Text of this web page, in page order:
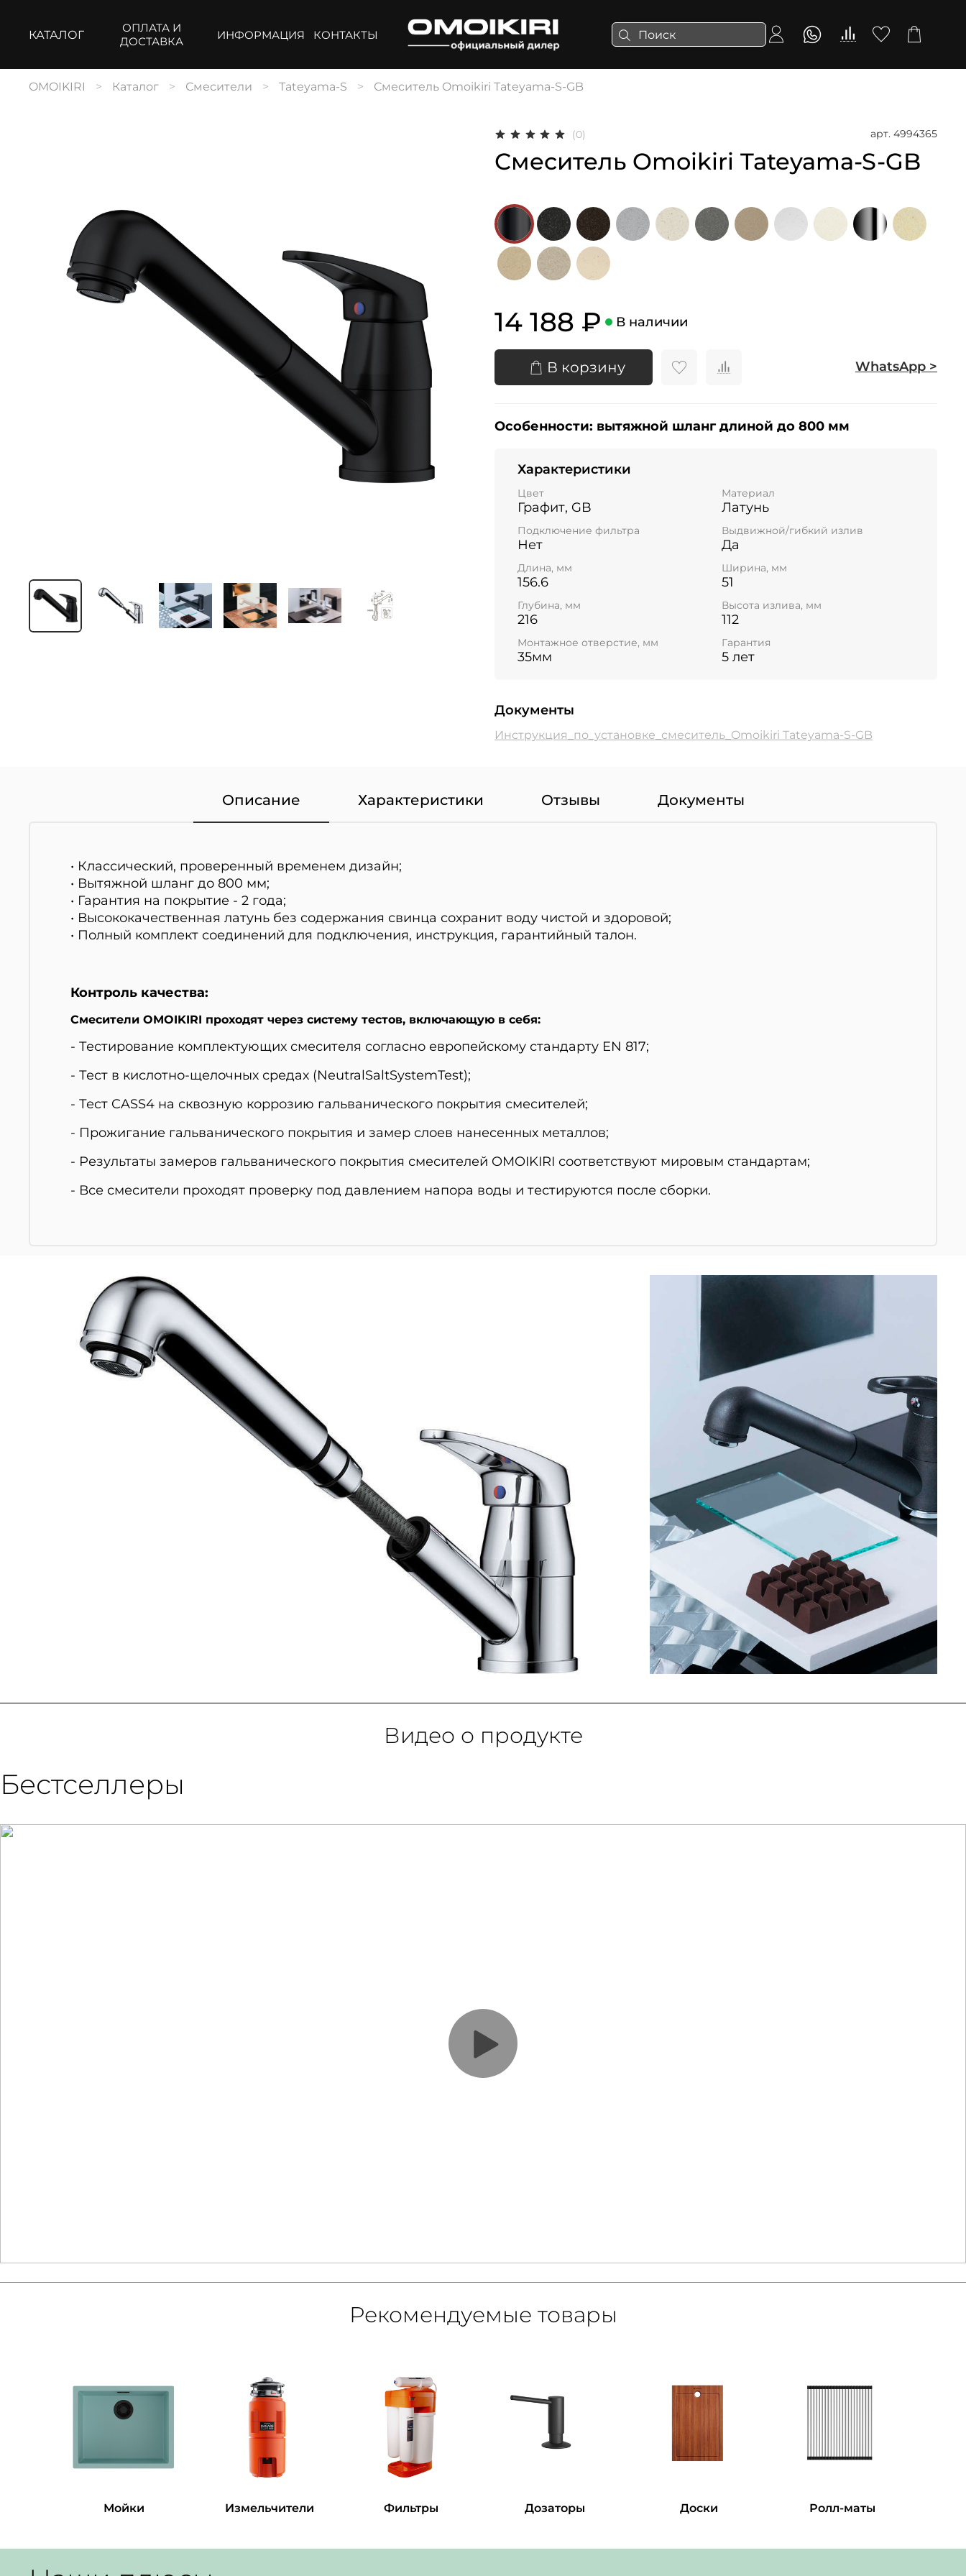
КАТАЛОГ
ОПЛАТА И
ДОСТАВКА
ИНФОРМАЦИЯ КОНТАКТЫ
OMOIKIRI Каталог Смесители Tateyama-S Смеситель Omoikiri Tateyama-S-GB
(0) арт. 4994365
Смеситель Omoikiri Tateyama-S-GB
14 188 ₽ В наличии
В корзину WhatsApp >
Особенности: вытяжной шланг длиной до 800 мм
Характеристики
Цвет
Графит, GB
Материал
Латунь
Подключение фильтра
Нет
Выдвижной/гибкий излив
Да
Длина, мм
156.6
Ширина, мм
51
Глубина, мм
216
Высота излива, мм
112
Монтажное отверстие, мм
35мм
Гарантия
5 лет
Документы
Инструкция_по_установке_смеситель_Omoikiri Tateyama-S-GB
Описание Характеристики Отзывы Документы
• Классический, проверенный временем дизайн;
• Вытяжной шланг до 800 мм;
• Гарантия на покрытие - 2 года;
• Высококачественная латунь без содержания свинца сохранит воду чистой и здоровой;
• Полный комплект соединений для подключения, инструкция, гарантийный талон.
Контроль качества:
Смесители OMOIKIRI проходят через систему тестов, включающую в себя:
- Тестирование комплектующих смесителя согласно европейскому стандарту EN 817;
- Тест в кислотно-щелочных средах (NeutralSaltSystemTest);
- Тест CASS4 на сквозную коррозию гальванического покрытия смесителей;
- Прожигание гальванического покрытия и замер слоев нанесенных металлов;
- Результаты замеров гальванического покрытия смесителей OMOIKIRI соответствуют мировым стандартам;
- Все смесители проходят проверку под давлением напора воды и тестируются после сборки.
Видео о продукте
Бестселлеры
Рекомендуемые товары
Мойки Измельчители Фильтры Дозаторы Доски Ролл-маты